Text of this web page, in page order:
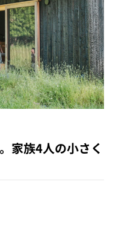
家族4人の小さく